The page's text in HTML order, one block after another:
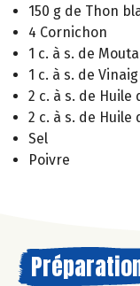
150 g de Thon
4 Cornichon
1 c. à s. de
1 c. à s. de
2 c. à s. de Huile
2 c. à s. de
Sel
Poivre